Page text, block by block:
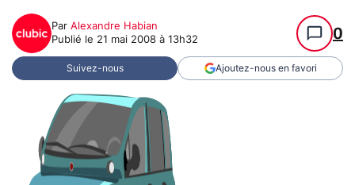
Par Alexandre Habian
Publié le 21 mai 2008 à 13h32 0
Suivez-nous Ajoutez-nous en favori